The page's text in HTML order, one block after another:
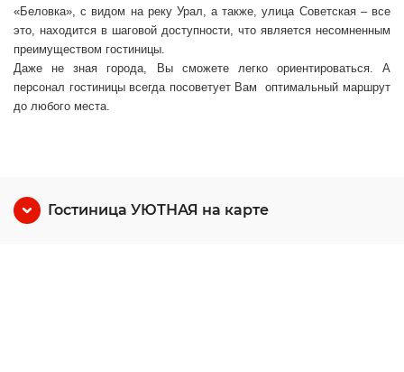
«Беловка», с видом на реку Урал, а также, улица Советская – все
это, находится в шаговой доступности, что является несомненным
преимуществом гостиницы.
Даже не зная города, Вы сможете легко ориентироваться. А
персонал гостиницы всегда посоветует Вам оптимальный маршрут
до любого места.
Гостиница УЮТНАЯ на карте